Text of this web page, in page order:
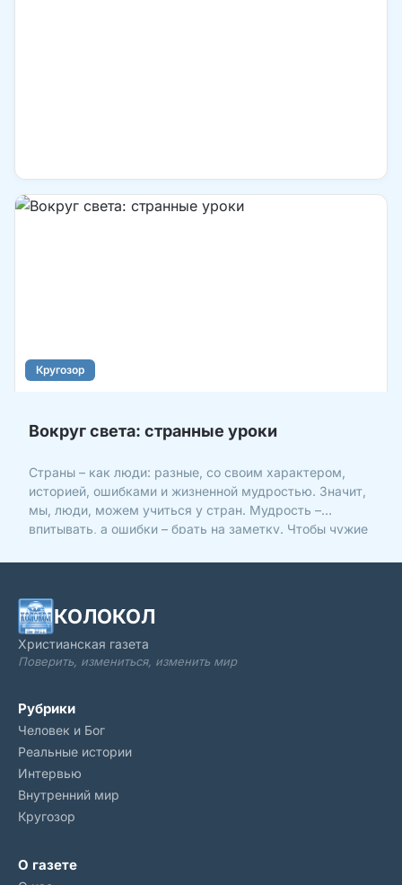
Кругозор
Вокруг света: странные уроки
Страны – как люди: разные, со своим характером,
историей, ошибками и жизненной мудростью. Значит,
мы, люди, можем учиться у стран. Мудрость –
впитывать, а ошибки – брать на заметку. Чтобы чужие
стран, которые сегодня расскажут нам свою историю.
КОЛОКОЛ
Христианская газета
Поверить, измениться, изменить мир
Рубрики
Человек и Бог
Реальные истории
Интервью
Внутренний мир
Кругозор
О газете